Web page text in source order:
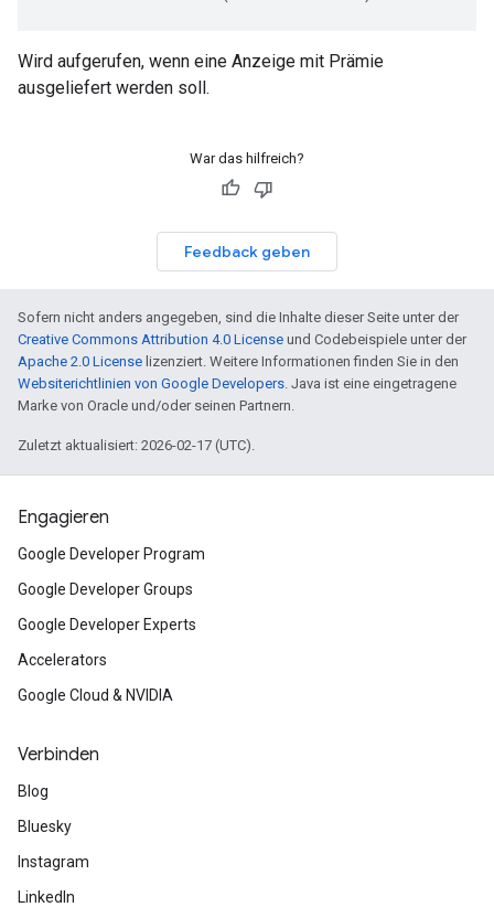
Wird aufgerufen, wenn eine Anzeige mit Prämie
ausgeliefert werden soll.
War das hilfreich?
Feedback geben
Sofern nicht anders angegeben, sind die Inhalte dieser Seite unter der
Creative Commons Attribution 4.0 License und Codebeispiele unter der
Apache 2.0 License lizenziert. Weitere Informationen finden Sie in den
Websiterichtlinien von Google Developers. Java ist eine eingetragene
Marke von Oracle und/oder seinen Partnern.
Zuletzt aktualisiert: 2026-02-17 (UTC).
Engagieren
Google Developer Program
Google Developer Groups
Google Developer Experts
Accelerators
Google Cloud & NVIDIA
Verbinden
Blog
Bluesky
Instagram
LinkedIn